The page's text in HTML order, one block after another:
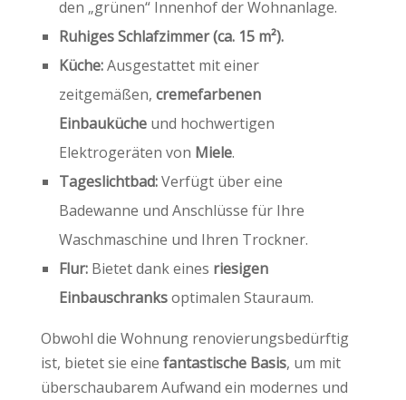
den „grünen“ Innenhof der Wohnanlage.
Ruhiges Schlafzimmer (ca. 15 m²).
Küche:Ausgestattet mit einer
zeitgemäßen, cremefarbenen
Einbauküche und hochwertigen
Elektrogeräten von Miele.
Tageslichtbad:Verfügt über eine
Badewanne und Anschlüsse für Ihre
Waschmaschine und Ihren Trockner.
Flur: Bietet dank eines riesigen
Einbauschranksoptimalen Stauraum.
Obwohl die Wohnung renovierungsbedürftig
ist, bietet sie eine fantastische Basis, um mit
überschaubarem Aufwand ein modernes und